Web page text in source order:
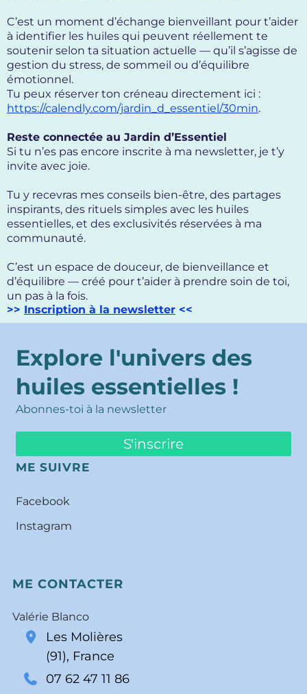
C’est un moment d’échange bienveillant pour t’aider
à identifier les huiles qui peuvent réellement te
soutenir selon ta situation actuelle — qu’il s’agisse de
gestion du stress, de sommeil ou d’équilibre
émotionnel.
Tu peux réserver ton créneau directement ici :
https://calendly.com/jardin_d_essentiel/30min.
Reste connectée au Jardin d’Essentiel
Si tu n’es pas encore inscrite à ma newsletter, je t’y
invite avec joie.
Tu y recevras mes conseils bien-être, des partages
inspirants, des rituels simples avec les huiles
essentielles, et des exclusivités réservées à ma
communauté.
C’est un espace de douceur, de bienveillance et
d’équilibre — créé pour t’aider à prendre soin de toi,
un pas à la fois.
>> Inscription à la newsletter <<
Explore l'univers des
huiles essentielles !
Abonnes-toi à la newsletter
S'inscrire
ME SUIVRE
Facebook
Instagram
ME CONTACTER
Valérie Blanco
Les Molières
(91), France
07 62 47 11 86